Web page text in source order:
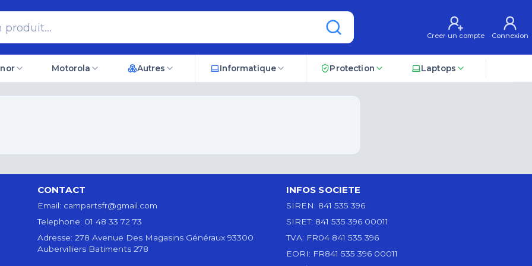
Creer un compte Connexion
Motorola Autres Informatique Protection Laptops
CONTACT
Email: campartsfr@gmail.com
Telephone: 01 48 33 72 73
Adresse: 278 Avenue Des Magasins Généraux 93300
Aubervilliers Batiments 278
INFOS SOCIETE
SIREN: 841 535 396
SIRET: 841 535 396 00011
TVA: FR04 841 535 396
EORI: FR841 535 396 00011